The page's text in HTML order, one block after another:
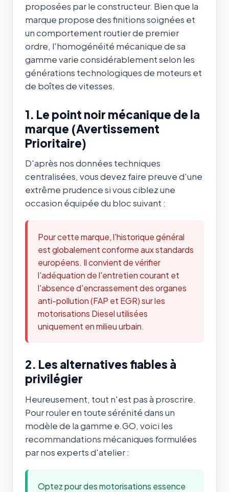
proposées par le constructeur. Bien que la
marque propose des finitions soignées et
un comportement routier de premier
ordre, l'homogénéité mécanique de sa
gamme varie considérablement selon les
générations technologiques de moteurs et
de boîtes de vitesses.
1. Le point noir mécanique de la
marque (Avertissement
Prioritaire)
D'après nos données techniques
centralisées, vous devez faire preuve d'une
extrême prudence si vous ciblez une
occasion équipée du bloc suivant :
Pour cette marque, l'historique général
est globalement conforme aux standards
européens. Il convient de vérifier
l'adéquation de l'entretien courant et
l'absence d'encrassement des organes
anti-pollution (FAP et EGR) sur les
motorisations Diesel utilisées
uniquement en milieu urbain.
2. Les alternatives fiables à
privilégier
Heureusement, tout n'est pas à proscrire.
Pour rouler en toute sérénité dans un
modèle de la gamme e.GO, voici les
recommandations mécaniques formulées
par nos experts d'atelier :
Optez pour des motorisations essence